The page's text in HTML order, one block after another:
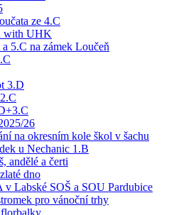
ze 4.C
with UHK
5.C na zámek Loučeň
3.D
26
na okresním kole škol v šachu
u Nechanic 1.B
andělé a čerti
dno
v Labské SOŠ a SOU Pardubice
pro vánoční trhy